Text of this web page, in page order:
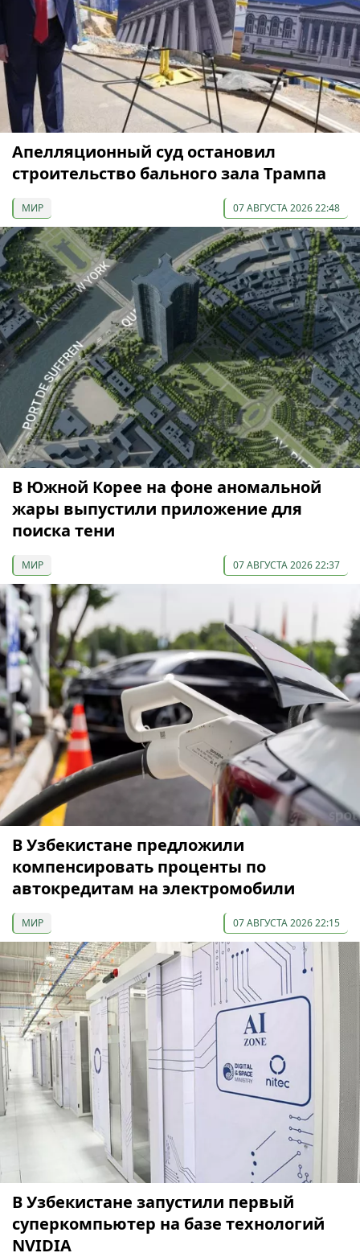
Апелляционный суд остановил
строительство бального зала Трампа
МИР 07 АВГУСТА 2026 22:48
В Южной Корее на фоне аномальной
жары выпустили приложение для
поиска тени
МИР 07 АВГУСТА 2026 22:37
В Узбекистане предложили
компенсировать проценты по
автокредитам на электромобили
МИР 07 АВГУСТА 2026 22:15
В Узбекистане запустили первый
суперкомпьютер на базе технологий
NVIDIA